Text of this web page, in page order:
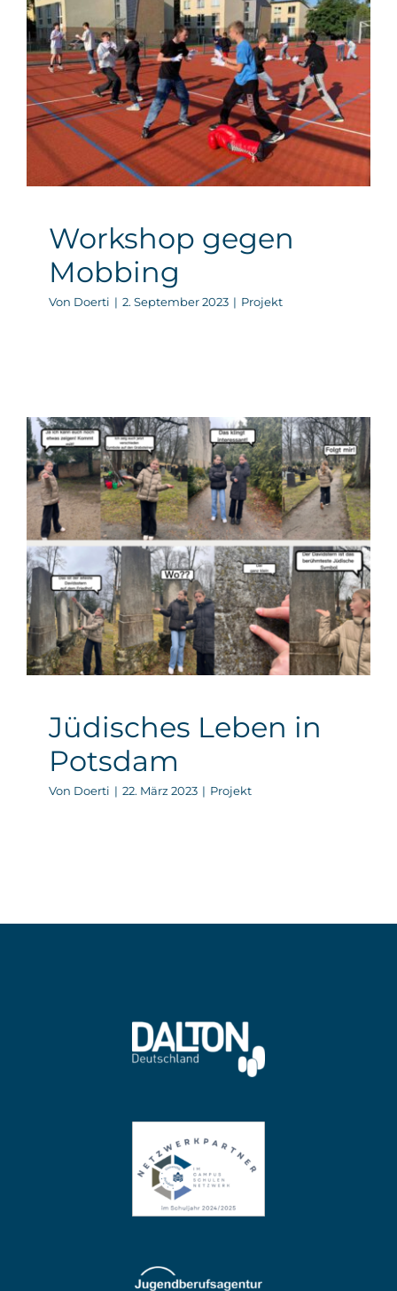
Workshop gegen
Mobbing
Projekt
Workshop gegen
Mobbing
Von Doerti | 2. September 2023 | Projekt
Jüdisches Leben in
Potsdam
Projekt
Jüdisches Leben in
Potsdam
Von Doerti | 22. März 2023 | Projekt